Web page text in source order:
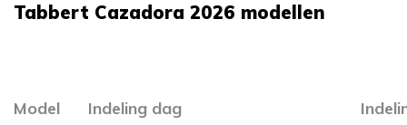
Tabbert Cazadora 2026 modellen
Model Indeling dag